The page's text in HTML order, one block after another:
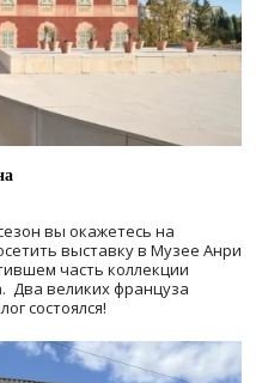
вы окажетесь на
выставку в Музее Анри
часть коллекции
Два великих француза
состоялся!